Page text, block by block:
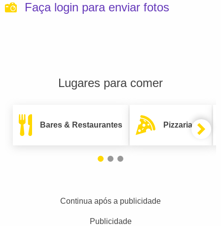
Faça login para enviar fotos
Lugares para comer
Bares & Restaurantes Pizzarias
Continua após a publicidade
Publicidade